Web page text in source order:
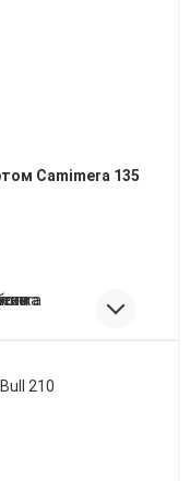
Футболка унисекс для занятия спортом Camimera 135